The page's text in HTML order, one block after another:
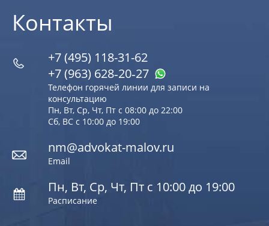
Контакты
+7 (495) 118-31-62
+7 (963) 628‑20‑27
Телефон горячей линии для записи на
консультацию
Пн, Вт, Ср, Чт, Пт с 08:00 до 22:00
Сб, ВС с 10:00 до 19:00
nm@advokat-malov.ru
Email
Пн, Вт, Ср, Чт, Пт с 10:00 до 19:00
Расписание